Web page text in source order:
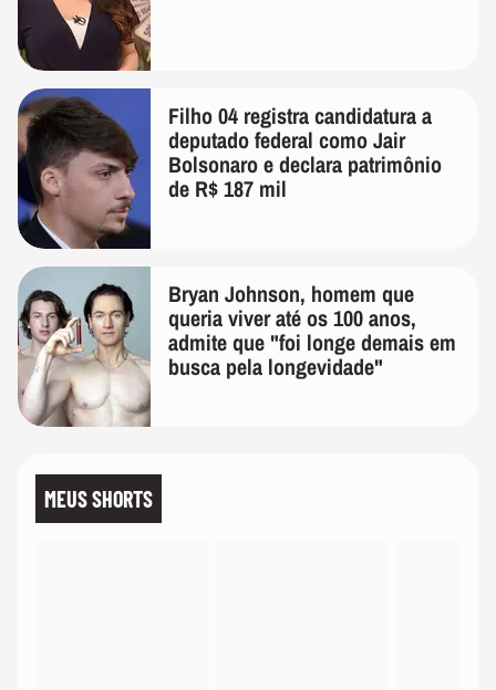
Filho 04 registra candidatura a
deputado federal como Jair
Bolsonaro e declara patrimônio
de R$ 187 mil
Bryan Johnson, homem que
queria viver até os 100 anos,
admite que "foi longe demais em
busca pela longevidade"
MEUS SHORTS